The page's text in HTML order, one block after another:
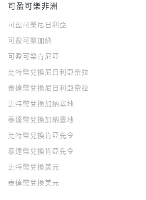
可盈可樂非洲
可盈可樂 尼日利亞
可盈可樂加納
可盈可樂肯尼亞
比特幣兌換尼日利亞奈拉
泰達幣兌換尼日利亞奈拉
比特幣兌換加納塞地
泰達幣兌換加納塞地
比特幣兌換肯亞先令
泰達幣兌換肯亞先令
比特幣兌換美元
泰達幣兌換美元